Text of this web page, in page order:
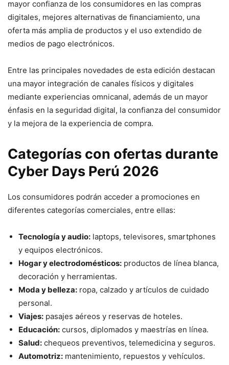
mayor confianza de los consumidores en las compras
digitales, mejores alternativas de financiamiento, una
oferta más amplia de productos y el uso extendido de
medios de pago electrónicos.
Entre las principales novedades de esta edición destacan
una mayor integración de canales físicos y digitales
mediante experiencias omnicanal, además de un mayor
énfasis en la seguridad digital, la confianza del consumidor
y la mejora de la experiencia de compra.
Categorías con ofertas durante
Cyber Days Perú 2026
Los consumidores podrán acceder a promociones en
diferentes categorías comerciales, entre ellas:
Tecnología y audio: laptops, televisores, smartphones
y equipos electrónicos.
Hogar y electrodomésticos: productos de línea blanca,
decoración y herramientas.
Moda y belleza: ropa, calzado y artículos de cuidado
personal.
Viajes: pasajes aéreos y reservas de hoteles.
Educación: cursos, diplomados y maestrías en línea.
Salud: chequeos preventivos, telemedicina y seguros.
Automotriz: mantenimiento, repuestos y vehículos.